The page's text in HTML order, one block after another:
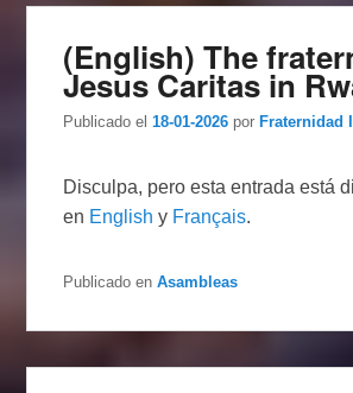
(English) The
Jesus Caritas in
Publicado el 18-01-2026 por Fraternidad
Disculpa, pero esta entrada está
en English y Français.
Publicado en Asambleas